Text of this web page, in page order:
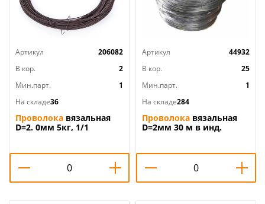
Артикул
206082
В кор.
2
Мин.парт.
1
На складе36
Проволока вязальная
D=2. 0мм 5кг, 1/1
Артикул
44932
В кор.
25
Мин.парт.
1
На складе284
Проволока вязальная
D=2мм 30 м в инд.